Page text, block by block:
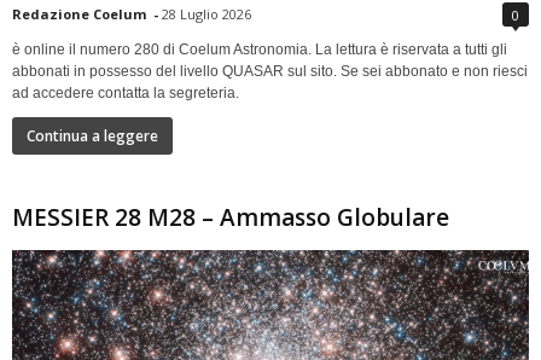
Redazione Coelum - 28 Luglio 2026 0
è online il numero 280 di Coelum Astronomia. La lettura è riservata a tutti gli
abbonati in possesso del livello QUASAR sul sito. Se sei abbonato e non riesci
ad accedere contatta la segreteria.
Continua a leggere
MESSIER 28 M28 – Ammasso Globulare